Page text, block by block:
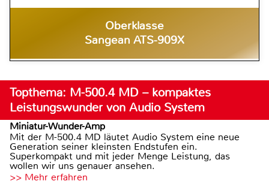
Oberklasse
Sangean ATS-909X
Topthema: M-500.4 MD – kompaktes
Leistungswunder von Audio System
Miniatur-Wunder-Amp
Mit der M-500.4 MD läutet Audio System eine neue
Generation seiner kleinsten Endstufen ein.
Superkompakt und mit jeder Menge Leistung, das
wollen wir uns genauer ansehen.
>> Mehr erfahren